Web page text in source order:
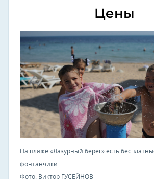
Цены
На пляже «Лазурный берег» есть
фонтанчики.
Фото: Виктор ГУСЕЙНОВ